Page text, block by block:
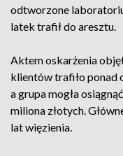
odtworzone
latek trafił do aresztu.
Aktem oskarżenia
klientów trafiło ponad
a grupa mogła
miliona złotych.
lat więzienia.